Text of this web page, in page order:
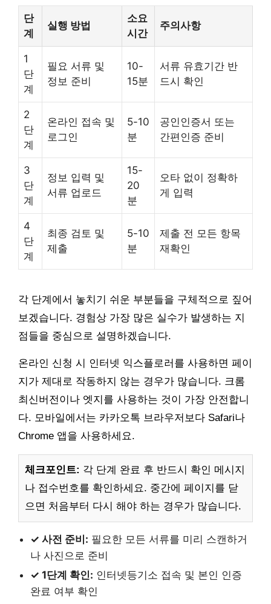
단
계
실행 방법
소요
시간
주의사항
1
단
계
필요 서류 및
정보 준비
10-
15분
서류 유효기간 반
드시 확인
2
단
계
온라인 접속 및
로그인
5-10
분
공인인증서 또는
간편인증 준비
3
단
계
정보 입력 및
서류 업로드
15-
20
분
오타 없이 정확하
게 입력
4
단
계
최종 검토 및
제출
5-10
분
제출 전 모든 항목
재확인
각 단계에서 놓치기 쉬운 부분들을 구체적으로 짚어
보겠습니다. 경험상 가장 많은 실수가 발생하는 지
점들을 중심으로 설명하겠습니다.
온라인 신청 시 인터넷 익스플로러를 사용하면 페이
지가 제대로 작동하지 않는 경우가 많습니다. 크롬
최신버전이나 엣지를 사용하는 것이 가장 안전합니
다. 모바일에서는 카카오톡 브라우저보다 Safari나
Chrome 앱을 사용하세요.
체크포인트: 각 단계 완료 후 반드시 확인 메시지
나 접수번호를 확인하세요. 중간에 페이지를 닫
으면 처음부터 다시 해야 하는 경우가 많습니다.
✓ 사전 준비: 필요한 모든 서류를 미리 스캔하거
나 사진으로 준비
✓ 1단계 확인: 인터넷등기소 접속 및 본인 인증
완료 여부 확인